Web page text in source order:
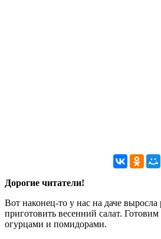
Дорогие читатели!
Вот наконец-то у нас на даче
приготовить весенний салат. Готовим
огурцами и помидорами.